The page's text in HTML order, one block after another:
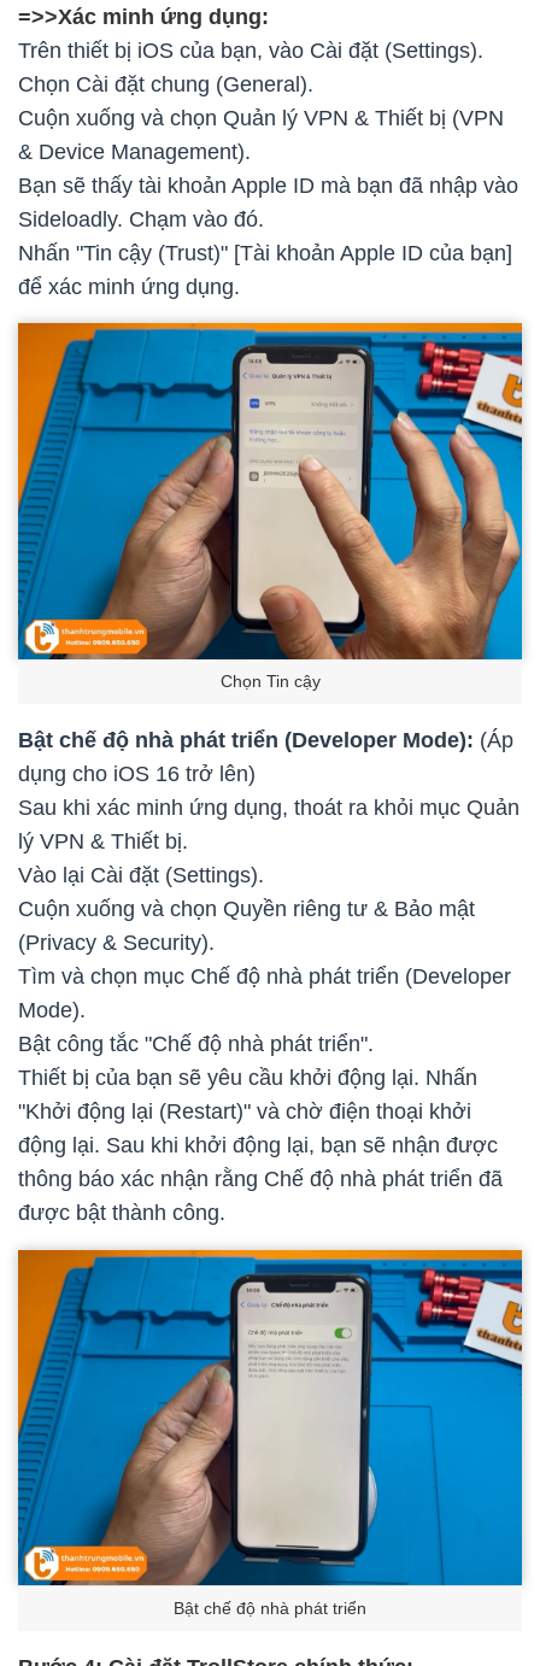
=>>Xác minh ứng dụng:
Trên thiết bị iOS của bạn, vào Cài đặt (Settings).
Chọn Cài đặt chung (General).
Cuộn xuống và chọn Quản lý VPN & Thiết bị (VPN
& Device Management).
Bạn sẽ thấy tài khoản Apple ID mà bạn đã nhập vào
Sideloadly. Chạm vào đó.
Nhấn "Tin cậy (Trust)" [Tài khoản Apple ID của bạn]
để xác minh ứng dụng.
Chọn Tin cậy
Bật chế độ nhà phát triển (Developer Mode): (Áp
dụng cho iOS 16 trở lên)
Sau khi xác minh ứng dụng, thoát ra khỏi mục Quản
lý VPN & Thiết bị.
Vào lại Cài đặt (Settings).
Cuộn xuống và chọn Quyền riêng tư & Bảo mật
(Privacy & Security).
Tìm và chọn mục Chế độ nhà phát triển (Developer
Mode).
Bật công tắc "Chế độ nhà phát triển".
Thiết bị của bạn sẽ yêu cầu khởi động lại. Nhấn
"Khởi động lại (Restart)" và chờ điện thoại khởi
động lại. Sau khi khởi động lại, bạn sẽ nhận được
thông báo xác nhận rằng Chế độ nhà phát triển đã
được bật thành công.
Bật chế độ nhà phát triển